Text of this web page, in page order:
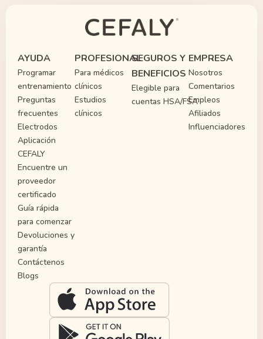
AYUDA
Programar
entrenamiento
Preguntas
frecuentes
Electrodos
Aplicación
CEFALY
Encuentre un
proveedor
certificado
Guía rápida
para comenzar
Devoluciones y
garantía
Contáctenos
Blogs
PROFESIONAL
Para médicos
clínicos
Estudios
clínicos
SEGUROS Y
BENEFICIOS
Elegible para
cuentas HSA/FSA
EMPRESA
Nosotros
Comentarios
Empleos
Afiliados
Influenciadores